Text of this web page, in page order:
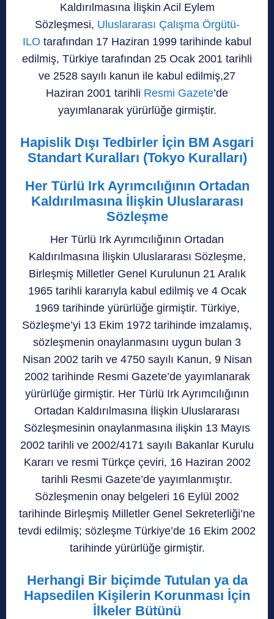
Kaldırılmasına İlişkin Acil Eylem
Sözleşmesi, Uluslararası Çalışma Örgütü-
ILO tarafından 17 Haziran 1999 tarihinde kabul
edilmiş, Türkiye tarafından 25 Ocak 2001 tarihli
ve 2528 sayılı kanun ile kabul edilmiş,27
Haziran 2001 tarihli Resmi Gazete’de
yayımlanarak yürürlüğe girmiştir.
Hapislik Dışı Tedbirler İçin BM Asgari
Standart Kuralları (Tokyo Kuralları)
Her Türlü Irk Ayrımcılığının Ortadan
Kaldırılmasına İlişkin Uluslararası
Sözleşme
Her Türlü Irk Ayrımcılığının Ortadan
Kaldırılmasına İlişkin Uluslararası Sözleşme,
Birleşmiş Milletler Genel Kurulunun 21 Aralık
1965 tarihli kararıyla kabul edilmiş ve 4 Ocak
1969 tarihinde yürürlüğe girmiştir. Türkiye,
Sözleşme’yi 13 Ekim 1972 tarihinde imzalamış,
sözleşmenin onaylanmasını uygun bulan 3
Nisan 2002 tarih ve 4750 sayılı Kanun, 9 Nisan
2002 tarihinde Resmi Gazete’de yayımlanarak
yürürlüğe girmiştir. Her Türlü Irk Ayrımcılığının
Ortadan Kaldırılmasına İlişkin Uluslararası
Sözleşmesinin onaylanmasına ilişkin 13 Mayıs
2002 tarihli ve 2002/4171 sayılı Bakanlar Kurulu
Kararı ve resmi Türkçe çeviri, 16 Haziran 2002
tarihli Resmi Gazete’de yayımlanmıştır.
Sözleşmenin onay belgeleri 16 Eylül 2002
tarihinde Birleşmiş Milletler Genel Sekreterliği’ne
tevdi edilmiş; sözleşme Türkiye’de 16 Ekim 2002
tarihinde yürürlüğe girmiştir.
Herhangi Bir biçimde Tutulan ya da
Hapsedilen Kişilerin Korunması İçin
İlkeler Bütünü